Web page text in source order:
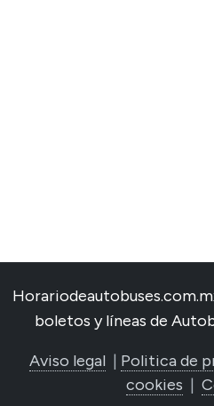
boletos y líneas de
Aviso legal| Politica de
cookies |